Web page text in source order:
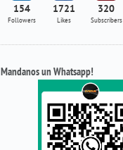
154
Followers
1721
Likes
320
Subscribers
Mandanos un Whatsapp!